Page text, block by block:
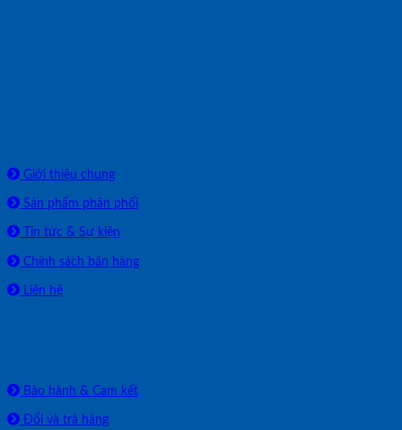
Giới thiệu chung
Sản phẩm phân phối
Tin tức & Sự kiện
Chính sách bán hàng
Liên hệ
Bảo hành & Cam kết
Đổi và trả hàng